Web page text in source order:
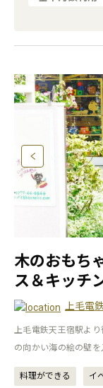
木のおもち
ス＆キッチ
上毛電鉄天王宿駅よ
上毛電鉄天王宿駅よ
の向かい海の絵の壁を
料理ができる イ